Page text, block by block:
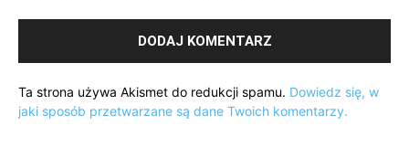
Ta strona używa Akismet do redukcji spamu. Dowiedz się, w
jaki sposób przetwarzane są dane Twoich komentarzy.